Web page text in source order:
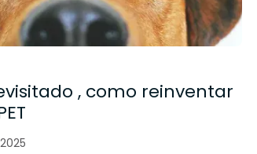
, como reinventar